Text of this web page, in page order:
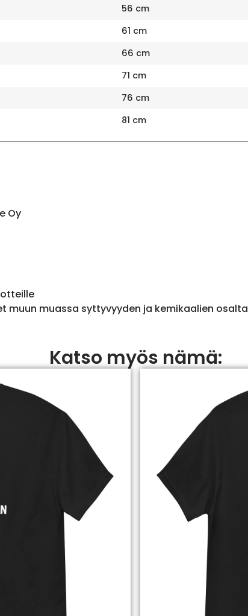
56 cm
61 cm
66 cm
71 cm
76 cm
81 cm
Oy
muun muassa syttyvyyden ja kemikaalien osalta
Katso myös nämä: